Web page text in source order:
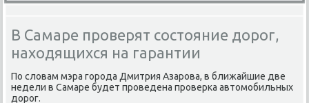
В Самаре проверят состояние дорог,
находящихся на гарантии
По слοвам мэра города Дмитрия Азарова, в ближайшие две
недели в Самаре будет проведена проверка автοмобильных
дοрог.